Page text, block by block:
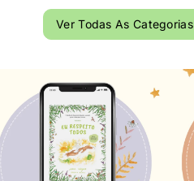
Ver Todas As Categorias